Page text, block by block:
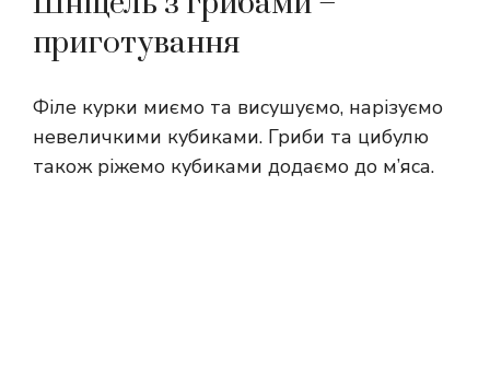
приготування
Філе курки миємо та висушуємо, нарізуємо
невеличкими кубиками. Гриби та цибулю
також ріжемо кубиками додаємо до м’яса.